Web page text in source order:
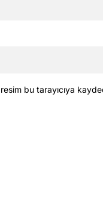
bu tarayıcıya